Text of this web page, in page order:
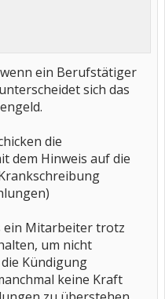
ein Berufstätiger
sich das
die
dem Hinweis auf die
ein Mitarbeiter trotz
um nicht
Kündigung
keine Kraft